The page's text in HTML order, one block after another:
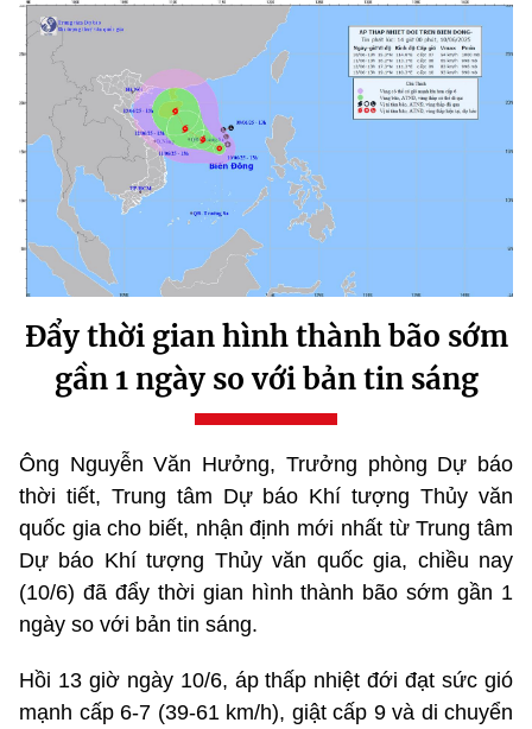
Đẩy thời gian hình thành bão sớm
gần 1 ngày so với bản tin sáng
Ông Nguyễn Văn Hưởng, Trưởng phòng Dự báo
thời tiết, Trung tâm Dự báo Khí tượng Thủy văn
quốc gia cho biết, nhận định mới nhất từ Trung tâm
Dự báo Khí tượng Thủy văn quốc gia, chiều nay
(10/6) đã đẩy thời gian hình thành bão sớm gần 1
ngày so với bản tin sáng.
Hồi 13 giờ ngày 10/6, áp thấp nhiệt đới đạt sức gió
mạnh cấp 6-7 (39-61 km/h), giật cấp 9 và di chuyển